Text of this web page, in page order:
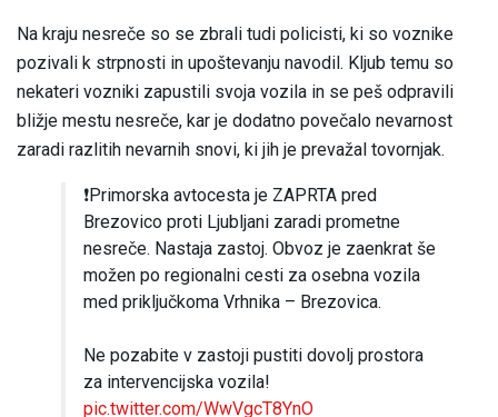
Na kraju nesreče so se zbrali tudi policisti, ki so voznike
pozivali k strpnosti in upoštevanju navodil. Kljub temu so
nekateri vozniki zapustili svoja vozila in se peš odpravili
bližje mestu nesreče, kar je dodatno povečalo nevarnost
zaradi razlitih nevarnih snovi, ki jih je prevažal tovornjak.
❗Primorska avtocesta je ZAPRTA pred
Brezovico proti Ljubljani zaradi prometne
nesreče. Nastaja zastoj. Obvoz je zaenkrat še
možen po regionalni cesti za osebna vozila
med priključkoma Vrhnika – Brezovica.
Ne pozabite v zastoji pustiti dovolj prostora
za intervencijska vozila!
pic.twitter.com/WwVgcT8YnO